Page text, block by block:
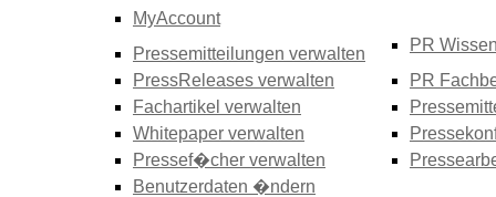
MyAccount
Pressemitteilungen verwalten
PressReleases verwalten
Fachartikel verwalten
Whitepaper verwalten
Pressef�cher verwalten
Benutzerdaten �ndern
PR
PR